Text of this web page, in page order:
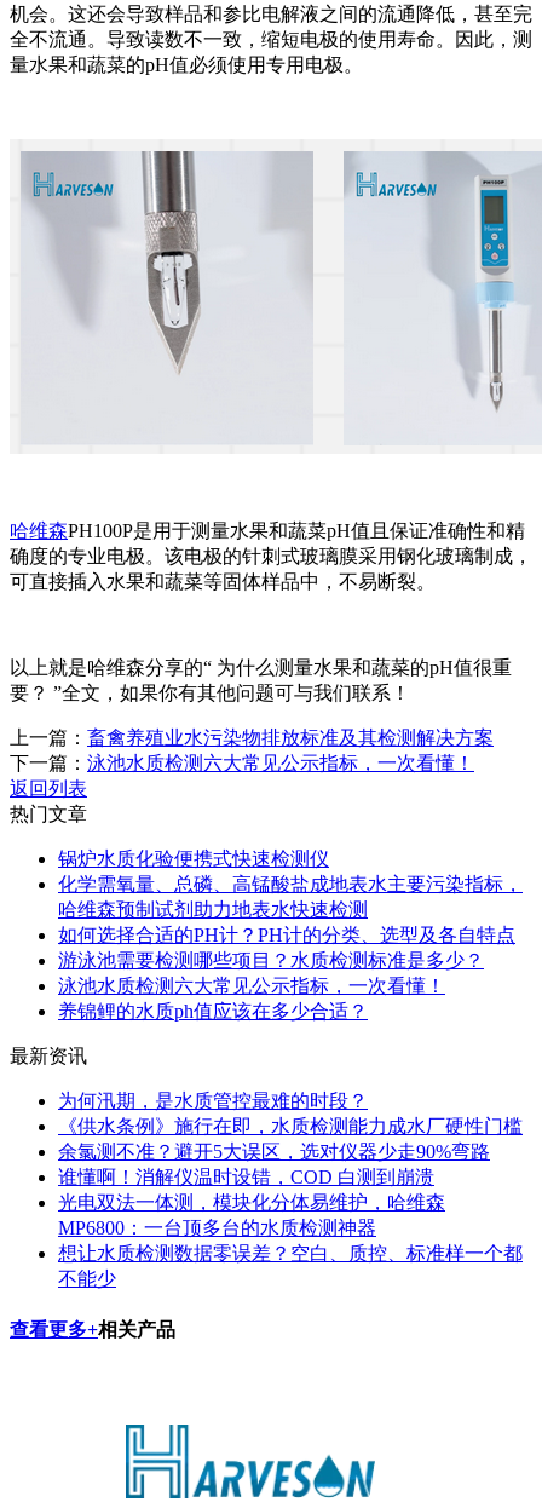
机会。这还会导致样品和参比电解液之间的流通降低，甚至完
全不流通。导致读数不一致，缩短电极的使用寿命。因此，测
量水果和蔬菜的pH值必须使用专用电极。
哈维森PH100P是用于测量水果和蔬菜pH值且保证准确性和精
确度的专业电极。该电极的针刺式玻璃膜采用钢化玻璃制成，
可直接插入水果和蔬菜等固体样品中，不易断裂。
以上就是哈维森分享的“ 为什么测量水果和蔬菜的pH值很重
要？ ”全文，如果你有其他问题可与我们联系！
上一篇： 畜禽养殖业水污染物排放标准及其检测解决方案
下一篇： 泳池水质检测六大常见公示指标，一次看懂！
返回列表
热门文章
锅炉水质化验便携式快速检测仪
化学需氧量、总磷、高锰酸盐成地表水主要污染指标，
哈维森预制试剂助力地表水快速检测
如何选择合适的PH计？PH计的分类、选型及各自特点
游泳池需要检测哪些项目？水质检测标准是多少？
泳池水质检测六大常见公示指标，一次看懂！
养锦鲤的水质ph值应该在多少合适？
最新资讯
为何汛期，是水质管控最难的时段？
《供水条例》施行在即，水质检测能力成水厂硬性门槛
余氯测不准？避开5大误区，选对仪器少走90%弯路
谁懂啊！消解仪温时设错，COD 白测到崩溃
光电双法一体测，模块化分体易维护，哈维森
MP6800：一台顶多台的水质检测神器
想让水质检测数据零误差？空白、质控、标准样一个都
不能少
查看更多+相关产品